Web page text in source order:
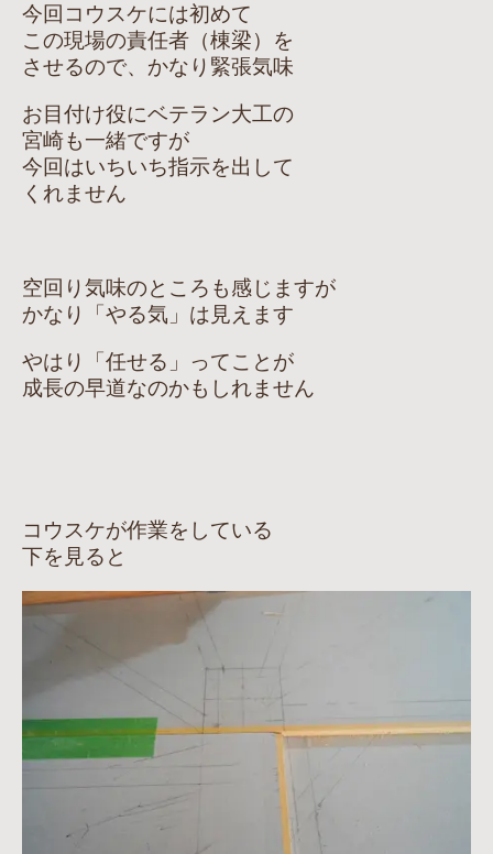
今回コウスケには初めて
この現場の責任者（棟梁）を
させるので、かなり緊張気味
お目付け役にベテラン大工の
宮崎も一緒ですが
今回はいちいち指示を出して
くれません
空回り気味のところも感じますが
かなり「やる気」は見えます
やはり「任せる」ってことが
成長の早道なのかもしれません
コウスケが作業をしている
下を見ると